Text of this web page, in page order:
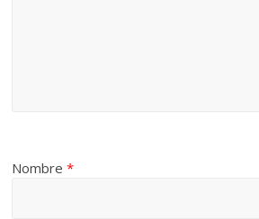
Nombre*